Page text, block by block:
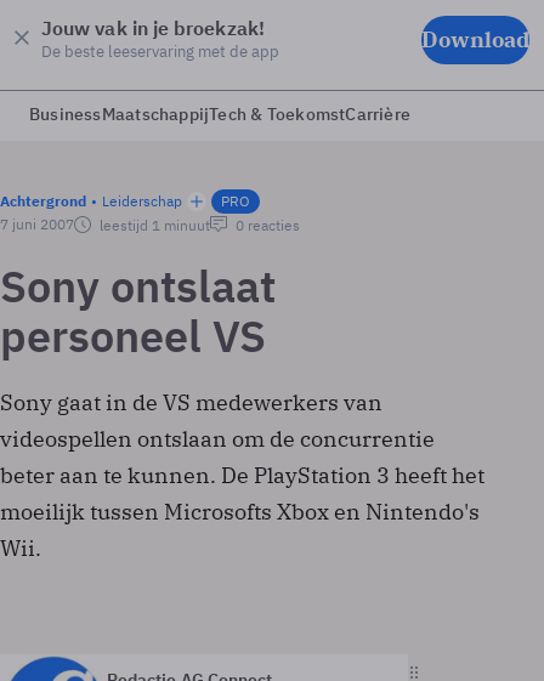
Jouw vak in je broekzak!
De beste leeservaring met de app Download
BusinessMaatschappijTech & ToekomstCarrière
Achtergrond Leiderschap
PRO
7 juni 2007
leestijd 1 minuut 0 reacties
Sony ontslaat
personeel VS
Sony gaat in de VS medewerkers van
videospellen ontslaan om de concurrentie
beter aan te kunnen. De PlayStation 3 heeft het
moeilijk tussen Microsofts Xbox en Nintendo's
Wii.